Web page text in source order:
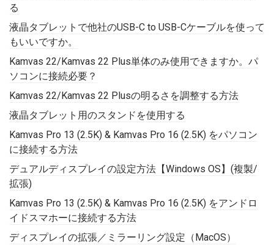
る
液晶タブレットで他社のUSB-C to USB-Cケーブルを使って
もいいですか。
Kamvas 22/Kamvas 22 Plus単体のみ使用できますか。パ
ソコンに接続必要？
Kamvas 22/Kamvas 22 Plusの明るさを調整する方法
液晶タブレット用のスタンドを使用する
Kamvas Pro 13 (2.5K) & Kamvas Pro 16 (2.5K) をパソコン
に接続する方法
デュアルディスプレイの設定方法【Windows OS】(複製/
拡張)
Kamvas Pro 13 (2.5K) & Kamvas Pro 16 (2.5K) をアンドロ
イドスマホーに接続する方法
ディスプレイの拡張／ミラーリング設定（MacOS）